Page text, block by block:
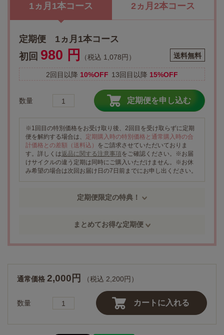
1ヵ月1本コース 2ヵ月2本コース
定期便 1ヵ月1本コース
初回 980 円 （税込 1,078円） 送料無料
2回目以降 10%OFF 13回目以降 15%OFF
数量 定期便を申し込む
※1回目の特別価格をお受け取り後、2回目を受け取らずに定期
便を解約する場合は、 定期購入時の特別価格と通常購入時の合
計価格との差額（送料込） をご請求させていただいておりま
す。詳しくは返品に関する注意事項をご確認ください。※お届
けサイクルの違う定期は同時にご購入いただけません。※お休
み希望の場合は次回お届け日の7日前までにお申し出ください。
定期便限定の特典！
まとめてお得な定期便
通常価格 2,000円 （税込 2,200円）
数量 カートに入れる